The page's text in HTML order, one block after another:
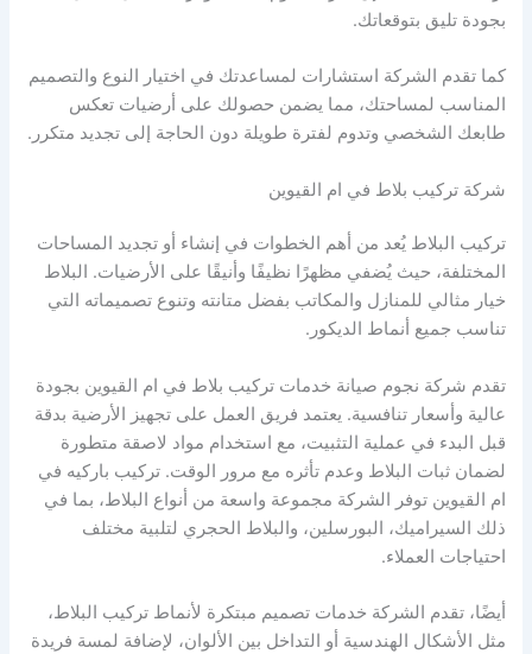
بجودة تليق بتوقعاتك.
كما تقدم الشركة استشارات لمساعدتك في اختيار النوع والتصميم
المناسب لمساحتك، مما يضمن حصولك على أرضيات تعكس
طابعك الشخصي وتدوم لفترة طويلة دون الحاجة إلى تجديد متكرر.
شركة تركيب بلاط في ام القيوين
تركيب البلاط يُعد من أهم الخطوات في إنشاء أو تجديد المساحات
المختلفة، حيث يُضفي مظهرًا نظيفًا وأنيقًا على الأرضيات. البلاط
خيار مثالي للمنازل والمكاتب بفضل متانته وتنوع تصميماته التي
تناسب جميع أنماط الديكور.
تقدم شركة نجوم صيانة خدمات تركيب بلاط في ام القيوين بجودة
عالية وأسعار تنافسية. يعتمد فريق العمل على تجهيز الأرضية بدقة
قبل البدء في عملية التثبيت، مع استخدام مواد لاصقة متطورة
لضمان ثبات البلاط وعدم تأثره مع مرور الوقت. تركيب باركيه في
ام القيوين توفر الشركة مجموعة واسعة من أنواع البلاط، بما في
ذلك السيراميك، البورسلين، والبلاط الحجري لتلبية مختلف
احتياجات العملاء.
أيضًا، تقدم الشركة خدمات تصميم مبتكرة لأنماط تركيب البلاط،
مثل الأشكال الهندسية أو التداخل بين الألوان، لإضافة لمسة فريدة